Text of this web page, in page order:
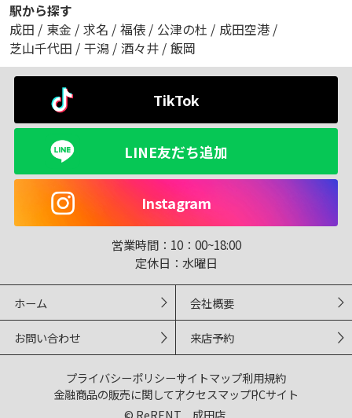
駅から探す
成田 / 東金 / 求名 / 福俵 / 公津の杜 / 成田空港 /
芝山千代田 / 干潟 / 酒々井 / 飯岡
TikTok
LINE友だち追加
Instagram
営業時間： 10：00~18:00
定休日： 水曜日
ホーム 会社概要
お問い合わせ 来店予約
プライバシーポリシーサイトマップ利用規約
金融商品の販売に関してアクセスマップPCサイト
© ReRENT 成田店.